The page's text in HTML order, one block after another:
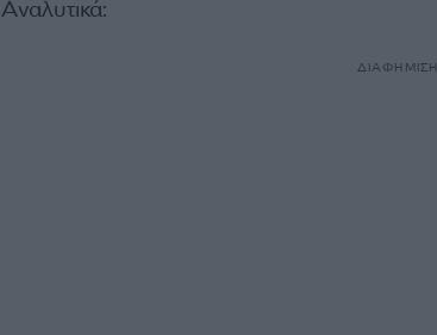
Αναλυτικά:
ΔΙΑΦΗΜΙΣΗ